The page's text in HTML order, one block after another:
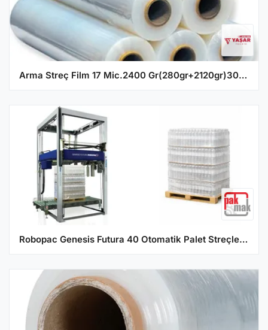
Arma Streç Film 17 Mic.2400 Gr(280gr+2120gr)300 Mt - 6'lı Paket
Robopac Genesis Futura 40 Otomatik Palet Streçleme Makinesi